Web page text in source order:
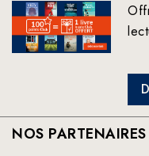
NOS PARTENAIRES